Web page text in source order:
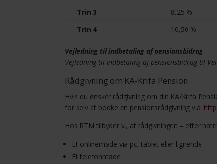
Trin 3
8,25 %
Trin 4
10,50 %
Vejledning til indbetaling af pensionsbidrag
Vejledning til indbetaling af pensionsbidrag til
Rådgivning om KA-Krifa Pension
Hvis du ønsker rådgivning om din KA/Krifa
for selv at booke en pensionsrådgivning via:
Hos RTM tilbyder vi, at rådgivningen – efter
Et onlinemøde via pc, tablet eller lignende
Et telefonmøde